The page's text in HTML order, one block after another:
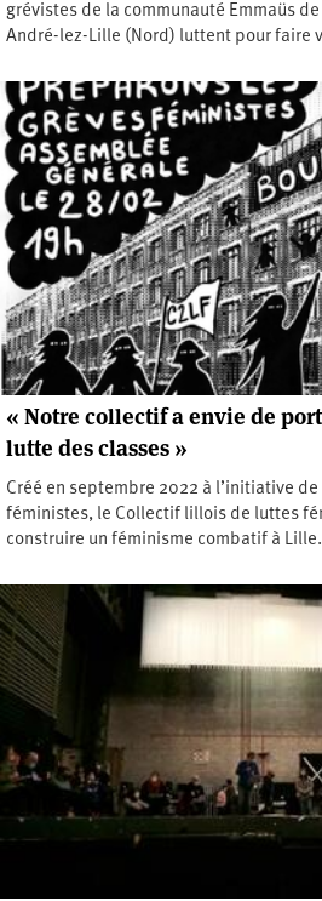
grévistes de la communauté Emmaüs
André-lez-Lille (Nord) luttent pour faire
« Notre collectif a envie de
lutte des classes »
Créé en septembre 2022 à l’initiative
féministes, le Collectif lillois de luttes
construire un féminisme combatif à